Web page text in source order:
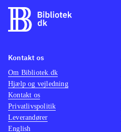
Kontakt os
Om Bibliotek.dk
Hjælp og vejledning
Kontakt os
Privatlivspolitik
Leverandører
English